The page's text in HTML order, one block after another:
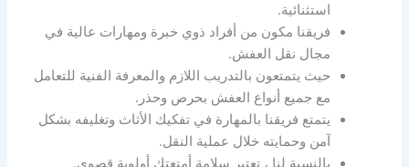
استثنائية.
فريقنا مكون من أفراد ذوي خبرة ومهارات عالية في
مجال نقل العفش.
حيث يتمتعون بالتدريب اللازم والمعرفة الفنية للتعامل
مع جميع أنواع العفش بحرص وحذر.
يتمتع فريقنا بالمهارة في تفكيك الأثاث وتغليفه بشكل
آمن وحمايته خلال عملية النقل.
بالنسبة لنا ، تعتبر سلامة أمتعتك أولوية قصوى.